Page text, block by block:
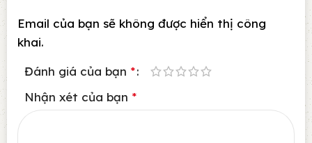
Email của bạn sẽ không được hiển thị công
khai.
Đánh giá của bạn *
Nhận xét của bạn *